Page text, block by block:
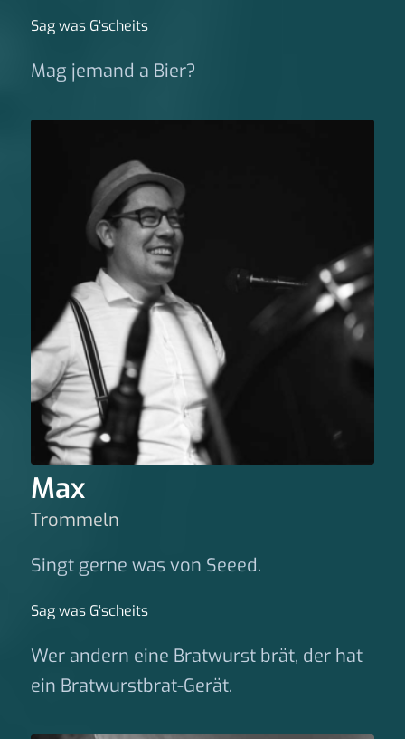
Sag was G‘scheits
Mag jemand a Bier?
Max
Trommeln
Singt gerne was von Seeed.
Sag was G‘scheits
Wer andern eine Bratwurst brät, der hat
ein Bratwurstbrat-Gerät.